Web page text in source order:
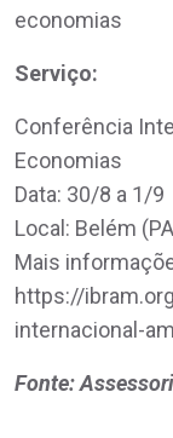
economias
Serviço:
Conferência
Economias
Data: 30/8 a 1/9
Local: Belém
Mais
https://
internacional-
Fonte: